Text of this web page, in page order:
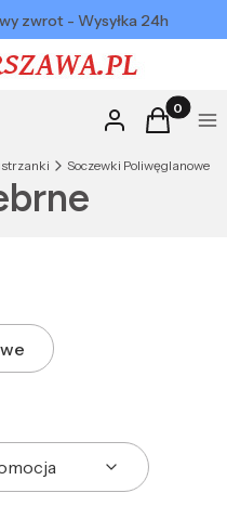
zwrot - Wysyłka 24h
Zaloguj sięProdukty
Koszyk
Soczewki Poliwęglanowe